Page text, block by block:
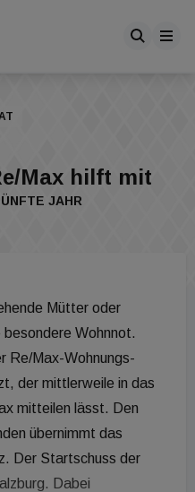
Max hilft mit
JAHR
Mütter oder
Wohnnot.
Re/Max-Wohnungs-
der mittlerweile in das
mitteilen lässt. Den
übernimmt das
Der Startschuss der
Dabei